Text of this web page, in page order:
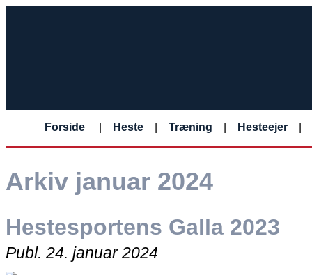
Forside Heste Træning Hesteejer
Arkiv januar 2024
Hestesportens Galla 2023
Publ. 24. januar 2024